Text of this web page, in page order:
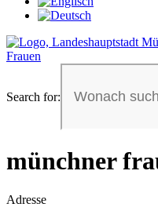
Search for:
münchner
Adresse